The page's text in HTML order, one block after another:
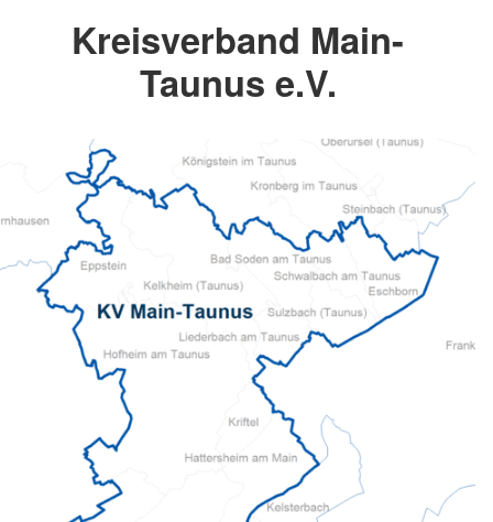
Kreisverband Main-
Taunus e.V.